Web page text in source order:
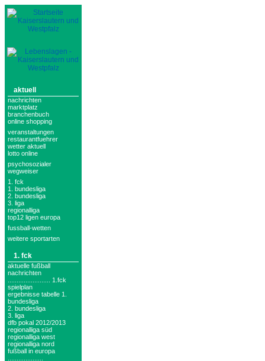
aktuell
nachrichten
marktplatz
branchenbuch
online shopping
veranstaltungen
restaurantfuehrer
wetter aktuell
lotto online
psychosozialer
wegweiser
1. fck
1. bundesliga
2. bundesliga
3. liga
regionalliga
top12 ligen europa
fussball-wetten
weitere sportarten
1. fck
aktuelle fußball
nachrichten
........................ 1.fck
spielplan
ergebnisse tabelle 1.
bundesliga
2. bundesliga
3. liga
dfb pokal 2012/2013
regionalliga süd
regionalliga west
regionalliga nord
fußball in europa